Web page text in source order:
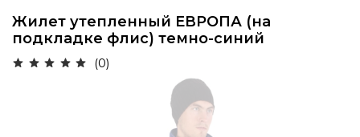
Жилет утепленный ЕВРОПА (на
подкладке флис) темно-синий
(0)